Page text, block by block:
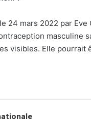
24 mars 2022 par
masculine
visibles. Elle pourrait